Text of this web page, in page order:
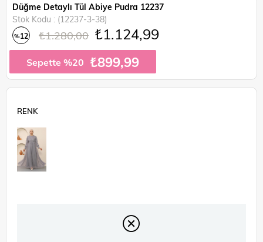
Düğme Detaylı Tül Abiye Pudra 12237
Stok Kodu
(12237-3-38)
%12 ₺1.280,00 ₺1.124,99
Sepette %20 ₺899,99